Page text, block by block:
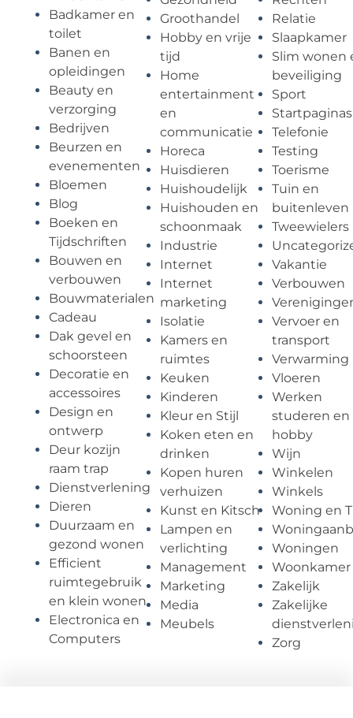
Badkamer en
toilet
Banen en
opleidingen
Beauty en
verzorging
Bedrijven
Beurzen en
evenementen
Bloemen
Blog
Boeken en
Tijdschriften
Bouwen en
verbouwen
Bouwmaterialen
Cadeau
Dak gevel en
schoorsteen
Decoratie en
accessoires
Design en
ontwerp
Deur kozijn
raam trap
Dienstverlening
Dieren
Duurzaam en
gezond wonen
Efficient
ruimtegebruik
en klein wonen
Electronica en
Computers
Groothandel
Hobby en vrije
tijd
Home
entertainment
en
communicatie
Horeca
Huisdieren
Huishoudelijk
Huishouden en
schoonmaak
Industrie
Internet
Internet
marketing
Isolatie
Kamers en
ruimtes
Keuken
Kinderen
Kleur en Stijl
Koken eten en
drinken
Kopen huren
verhuizen
Kunst en Kitsch
Lampen en
verlichting
Management
Marketing
Media
Meubels
Relatie
Slaapkamer
Slim wonen
beveiliging
Sport
Startpaginas
Telefonie
Testing
Toerisme
Tuin en
buitenleven
Tweewielers
Vakantie
Verbouwen
Vervoer en
transport
Verwarming
Vloeren
Werken
studeren en
hobby
Wijn
Winkelen
Winkels
Woning en
Woningen
Woonkamer
Zakelijk
Zakelijke
Zorg